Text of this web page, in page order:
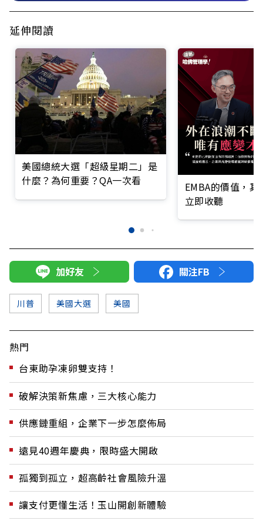
延伸閱讀
美國總統大選「超級星期二」是
什麼？為何重要？QA一次看
EMBA的價值，
立即收聽
加好友 關注FB
川普 美國大選 美國
熱門
台東助孕凍卵雙支持！
破解決策新焦慮，三大核心能力
供應鏈重組，企業下一步怎麼佈局
遠見40週年慶典，限時盛大開啟
孤獨到孤立，超高齡社會風險升溫
讓支付更懂生活！玉山開創新體驗